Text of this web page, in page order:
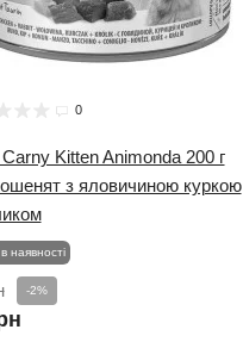
0
Kitten Animonda 200 г
з яловичиною куркою
наявності
-2%